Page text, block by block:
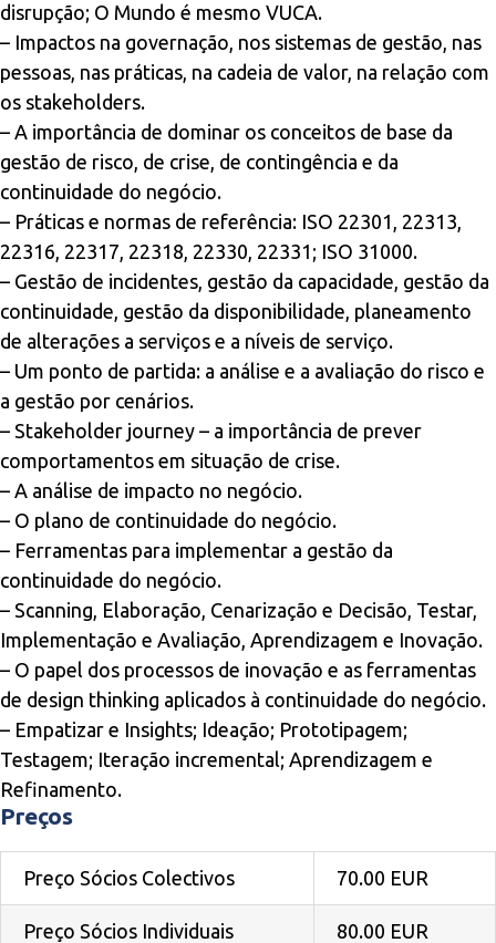
disrupção; O Mundo é mesmo VUCA.
– Impactos na governação, nos sistemas de gestão, nas
pessoas, nas práticas, na cadeia de valor, na relação com
os stakeholders.
– A importância de dominar os conceitos de base da
gestão de risco, de crise, de contingência e da
continuidade do negócio.
– Práticas e normas de referência: ISO 22301, 22313,
22316, 22317, 22318, 22330, 22331; ISO 31000.
– Gestão de incidentes, gestão da capacidade, gestão da
continuidade, gestão da disponibilidade, planeamento
de alterações a serviços e a níveis de serviço.
– Um ponto de partida: a análise e a avaliação do risco e
a gestão por cenários.
– Stakeholder journey – a importância de prever
comportamentos em situação de crise.
– A análise de impacto no negócio.
– O plano de continuidade do negócio.
– Ferramentas para implementar a gestão da
continuidade do negócio.
– Scanning, Elaboração, Cenarização e Decisão, Testar,
Implementação e Avaliação, Aprendizagem e Inovação.
– O papel dos processos de inovação e as ferramentas
de design thinking aplicados à continuidade do negócio.
– Empatizar e Insights; Ideação; Prototipagem;
Testagem; Iteração incremental; Aprendizagem e
Refinamento.
Preços
Preço Sócios Colectivos 70.00 EUR
Preço Sócios Individuais 80.00 EUR